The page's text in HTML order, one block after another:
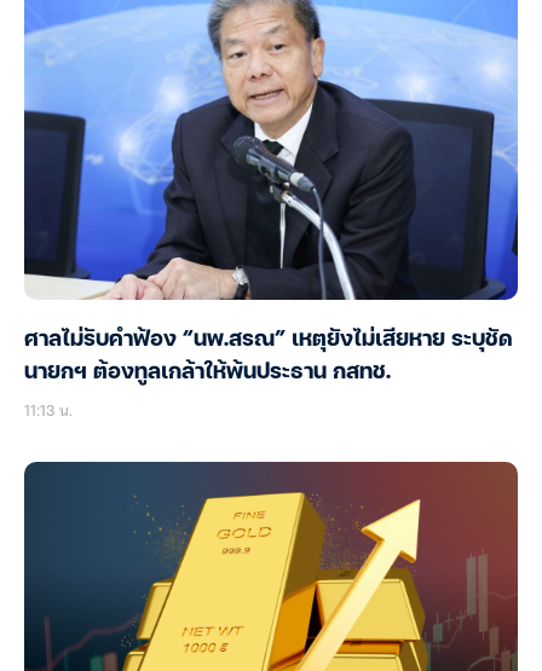
ศาลไม่รับคำฟ้อง “นพ.สรณ” เหตุยังไม่เสียหาย ระบุชัด
นายกฯ ต้องทูลเกล้าให้พ้นประธาน กสทช.
11:13 น.